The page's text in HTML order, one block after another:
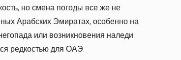
но смена погоды все же не
Арабских Эмиратах, особенно на
или возникновения наледи.
редкостью для ОАЭ.